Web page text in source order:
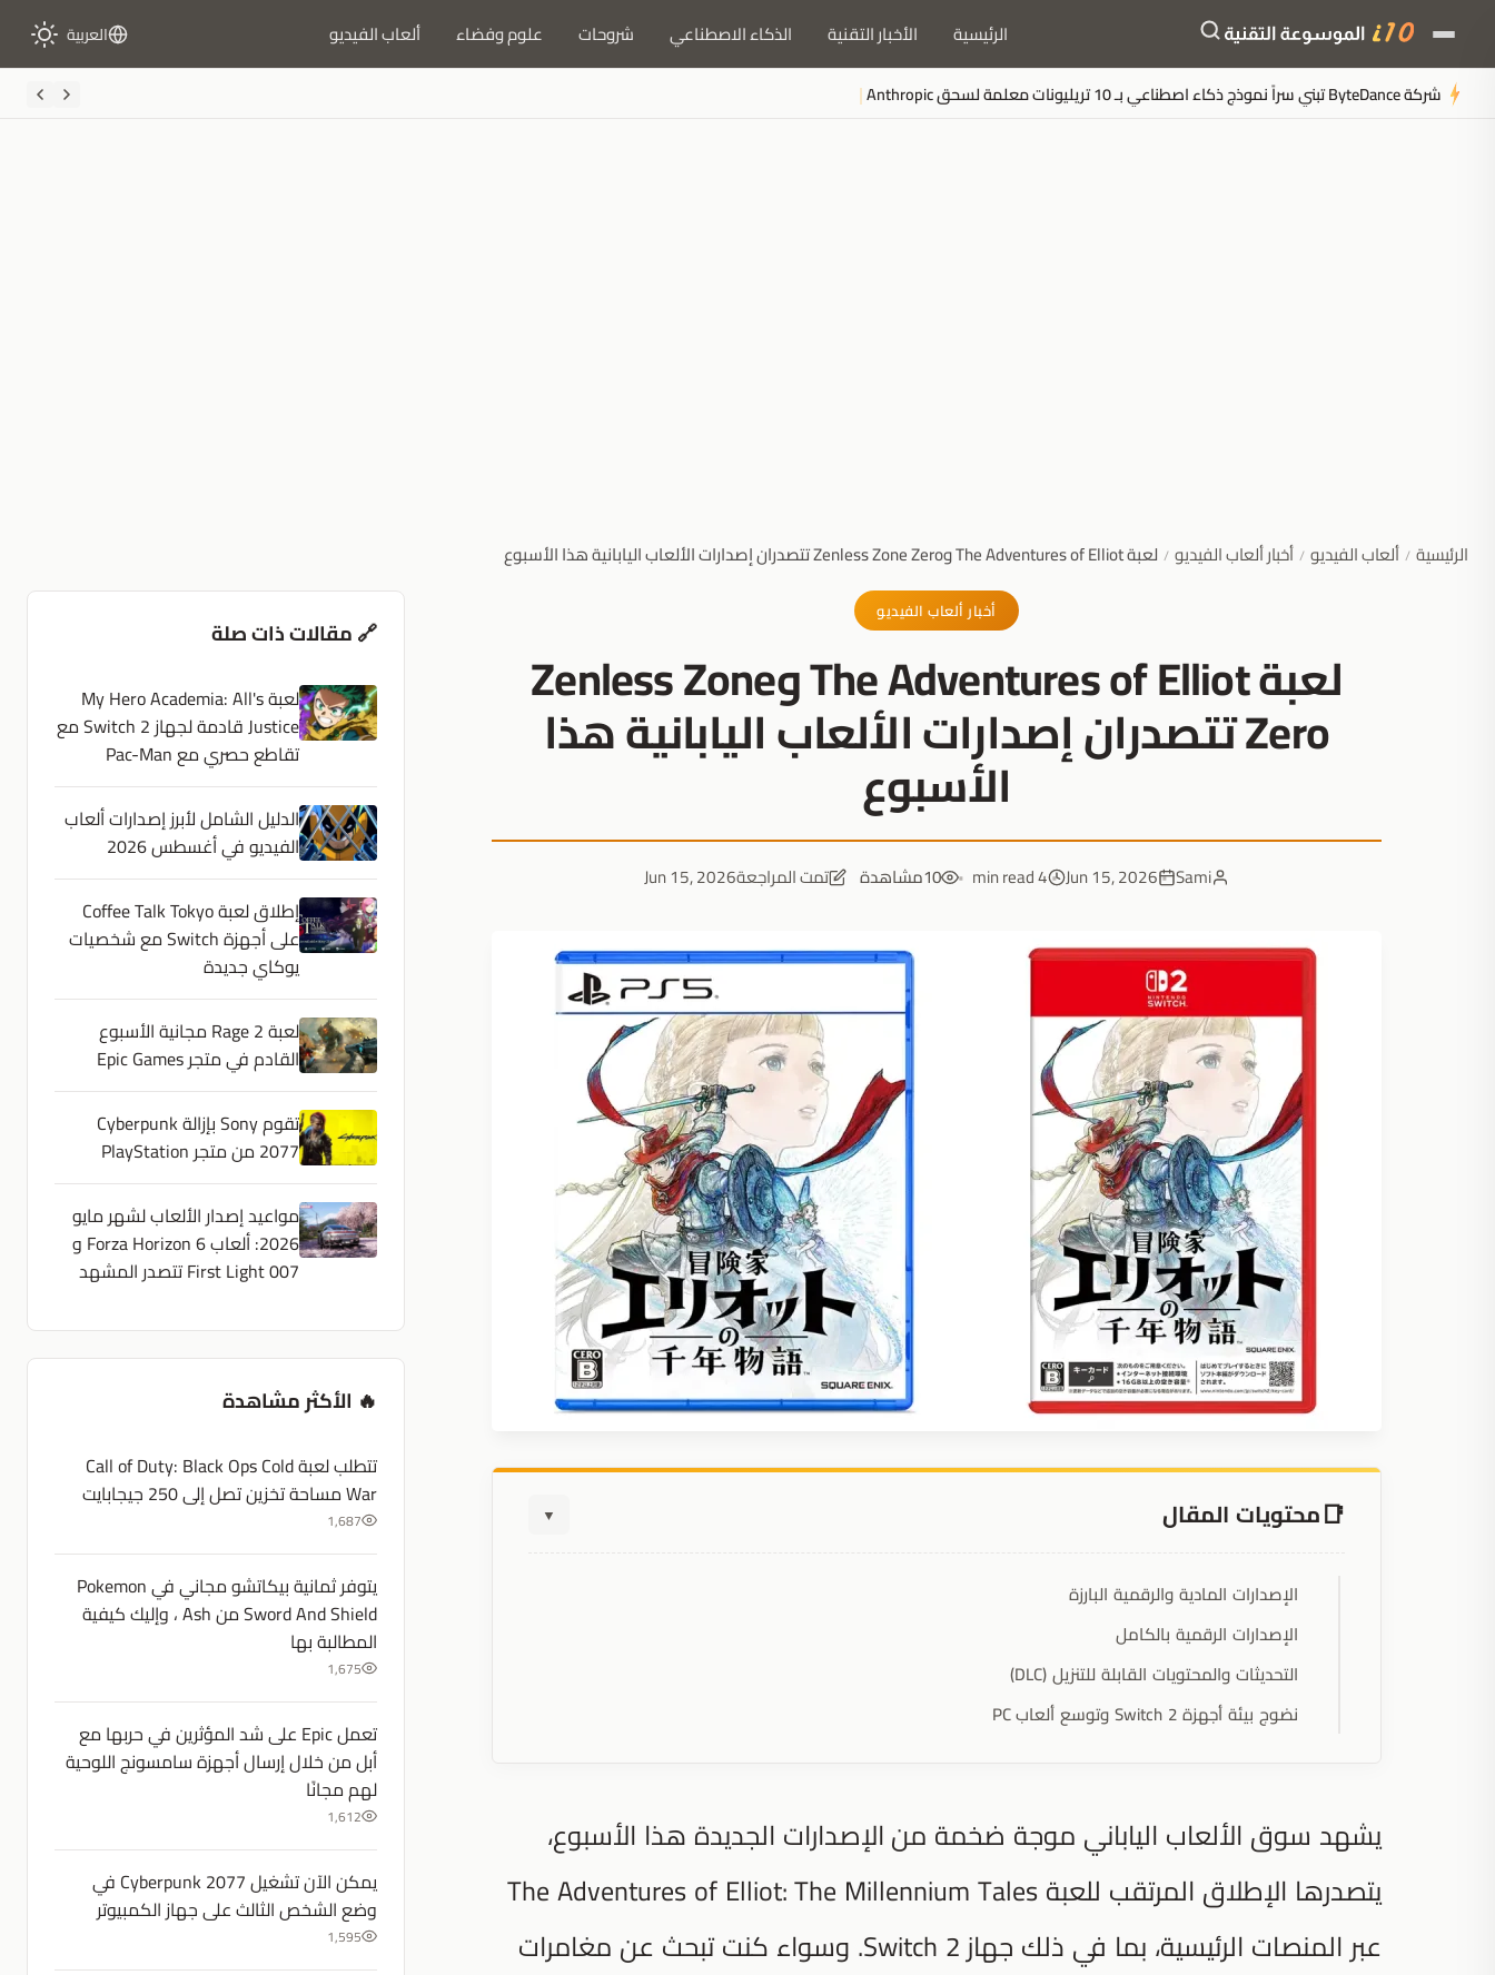
الرئيسية الأخبار التقنية الذكاء الاصطناعي شروحات علوم وفضاء ألعاب الفيديو العربية
ملخَّص المقال
شركة ByteDance تبني سراً نموذج ذكاء اصطناعي بـ 10 تريليونات معلمة لسحق Anthropic
الرئيسية / ألعاب الفيديو / أخبار ألعاب الفيديو / لعبة The Adventures of Elliot وZenless Zone Zero تتصدران إصدارات الألعاب اليابانية هذا الأسبوع
أخبار ألعاب الفيديو
لعبة The Adventures of Elliot وZenless Zone
Zero تتصدران إصدارات الألعاب اليابانية هذا
الأسبوع
Sami
Jun 15, 2026
4 min read
10مشاهدة تمت المراجعةJun 15, 2026
محتويات المقال ▼
الإصدارات المادية والرقمية البارزة
الإصدارات الرقمية بالكامل
التحديثات والمحتويات القابلة للتنزيل (DLC)
نضوج بيئة أجهزة Switch 2 وتوسع ألعاب PC
يشهد سوق الألعاب الياباني موجة ضخمة من الإصدارات الجديدة هذا الأسبوع،
يتصدرها الإطلاق المرتقب للعبةThe Adventures of Elliot: The Millennium Tales
عبر المنصات الرئيسية، بما في ذلك جهاز Switch 2. وسواء كنت تبحث عن مغامرات
🔗 مقالات ذات صلة
لعبة My Hero Academia: All's
Justice قادمة لجهاز Switch 2 مع
تقاطع حصري مع Pac-Man
الدليل الشامل لأبرز إصدارات ألعاب
الفيديو في أغسطس 2026
إطلاق لعبة Coffee Talk Tokyo
على أجهزة Switch مع شخصيات
يوكاي جديدة
لعبة Rage 2 مجانية الأسبوع
القادم في متجر Epic Games
تقوم Sony بإزالة Cyberpunk
2077 من متجر PlayStation
مواعيد إصدار الألعاب لشهر مايو
2026: ألعاب Forza Horizon 6 و
007 First Light تتصدر المشهد
🔥 الأكثر مشاهدة
تتطلب لعبة Call of Duty: Black Ops Cold
War مساحة تخزين تصل إلى 250 جيجابايت
1,687
يتوفر ثمانية بيكاتشو مجاني في Pokemon
Sword And Shield من Ash ، وإليك كيفية
المطالبة بها
1,675
تعمل Epic على شد المؤثرين في حربها مع
أبل من خلال إرسال أجهزة سامسونج اللوحية
لهم مجانًا
1,612
يمكن الآن تشغيل Cyberpunk 2077 في
وضع الشخص الثالث على جهاز الكمبيوتر
1,595